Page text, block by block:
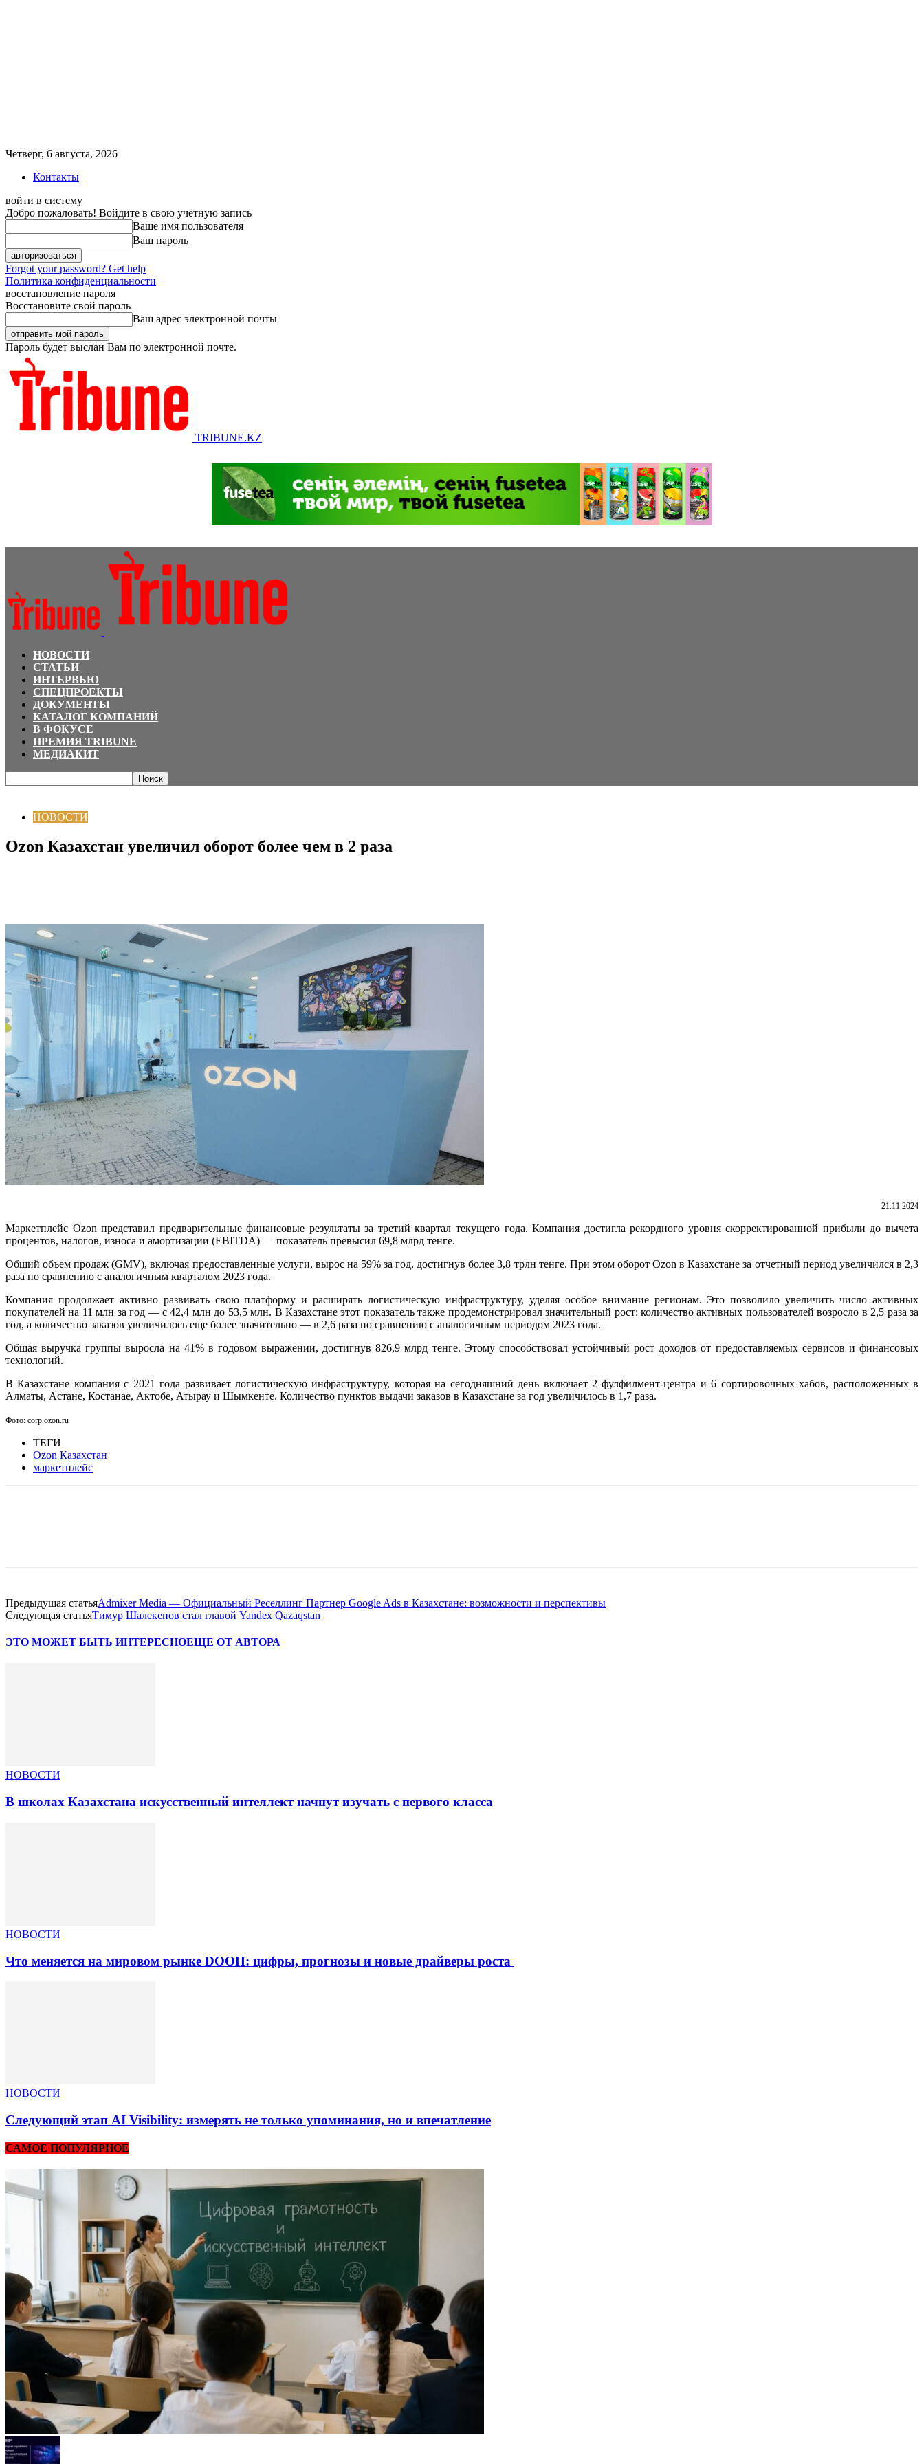
Четверг, 6 августа, 2026
Контакты
войти в систему
Добро пожаловать! Войдите в свою учётную запись
Ваше имя пользователя
Ваш пароль
Forgot your password? Get help
Политика конфиденциальности
восстановление пароля
Восстановите свой пароль
Ваш адрес электронной почты
Пароль будет выслан Вам по электронной почте.
TRIBUNE.KZ
НОВОСТИ
СТАТЬИ
ИНТЕРВЬЮ
СПЕЦПРОЕКТЫ
ДОКУМЕНТЫ
КАТАЛОГ КОМПАНИЙ
В ФОКУСЕ
ПРЕМИЯ TRIBUNE
МЕДИАКИТ
НОВОСТИ
Ozon Казахстан увеличил оборот более чем в 2 раза
21.11.2024
Маркетплейс Ozon представил предварительные финансовые результаты за третий квартал текущего года. Компания достигла рекордного уровня скорректированной прибыли до вычета
процентов, налогов, износа и амортизации (EBITDA) — показатель превысил 69,8 млрд тенге.
Общий объем продаж (GMV), включая предоставленные услуги, вырос на 59% за год, достигнув более 3,8 трлн тенге. При этом оборот Ozon в Казахстане за отчетный период увеличился в 2,3
раза по сравнению с аналогичным кварталом 2023 года.
Компания продолжает активно развивать свою платформу и расширять логистическую инфраструктуру, уделяя особое внимание регионам. Это позволило увеличить число активных
покупателей на 11 млн за год — с 42,4 млн до 53,5 млн. В Казахстане этот показатель также продемонстрировал значительный рост: количество активных пользователей возросло в 2,5 раза за
год, а количество заказов увеличилось еще более значительно — в 2,6 раза по сравнению с аналогичным периодом 2023 года.
Общая выручка группы выросла на 41% в годовом выражении, достигнув 826,9 млрд тенге. Этому способствовал устойчивый рост доходов от предоставляемых сервисов и финансовых
технологий.
В Казахстане компания с 2021 года развивает логистическую инфраструктуру, которая на сегодняшний день включает 2 фулфилмент-центра и 6 сортировочных хабов, расположенных в
Алматы, Астане, Костанае, Актобе, Атырау и Шымкенте. Количество пунктов выдачи заказов в Казахстане за год увеличилось в 1,7 раза.
Фото: corp.ozon.ru
ТЕГИ
Ozon Казахстан
маркетплейс
Предыдущая статьяAdmixer Media — Официальный Реселлинг Партнер Google Ads в Казахстане: возможности и перспективы
Следующая статьяТимур Шалекенов стал главой Yandex Qazaqstan
ЭТО МОЖЕТ БЫТЬ ИНТЕРЕСНОЕЩЕ ОТ АВТОРА
НОВОСТИ
В школах Казахстана искусственный интеллект начнут изучать с первого класса
НОВОСТИ
Что меняется на мировом рынке DOOH: цифры, прогнозы и новые драйверы роста
НОВОСТИ
Следующий этап AI Visibility: измерять не только упоминания, но и впечатление
САМОЕ ПОПУЛЯРНОЕ